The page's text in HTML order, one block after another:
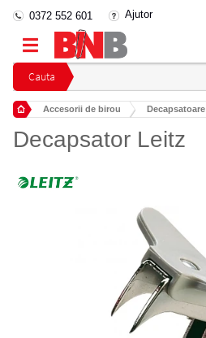
Cauta
0372 552 601 Ajutor
Accesorii de birou Decapsatoare
Decapsator Leitz